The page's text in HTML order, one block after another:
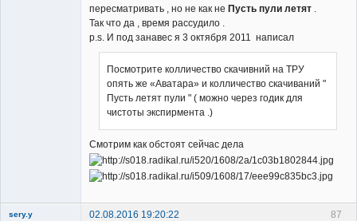
пересматривать , но не как не Пусть пули летят
Так что да , время рассудило .
p.s. И под занавес я 3 октября 2011 написал
Посмотрите колличество скачивний на ТРУ
опять же «Аватара» и колличество скачиваний "
Пусть летят пули " ( можно через годик для
чистоты экспирмента .)
Смотрим как обстоят сейчас дела
87
sery.y 02.08.2016 19:20:22